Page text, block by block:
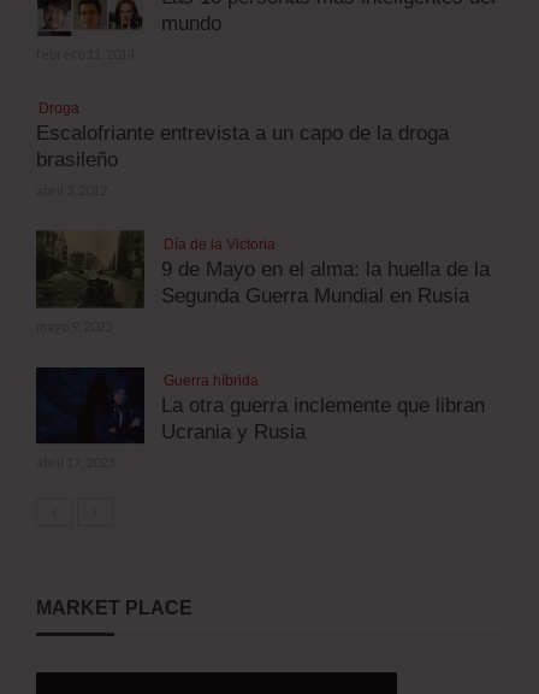
mundo
Droga
Escalofriante entrevista a un capo de la droga
brasileño
Día de la Victoria
9 de Mayo en el alma: la huella de la
Segunda Guerra Mundial en Rusia
Guerra híbrida
La otra guerra inclemente que libran
Ucrania y Rusia
MARKET PLACE